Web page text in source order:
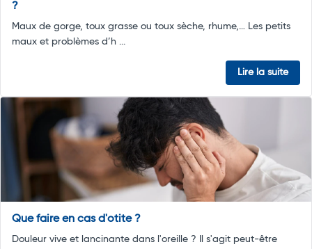
?
Maux de gorge, toux grasse ou toux sèche, rhume,… Les petits
maux et problèmes d’h ...
Lire la suite
Que faire en cas d'otite ?
Douleur vive et lancinante dans l'oreille ? Il s'agit peut-être